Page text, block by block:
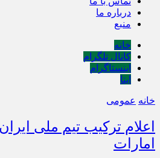
درباره ما
منبع
خانه
کانال تلگرام
اینستاگرام
ایتا
خانه عمومی
اعلام ترکیب تیم ملی
امارات